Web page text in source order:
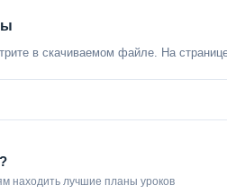
в скачиваемом файле. На
находить лучшие планы уроков